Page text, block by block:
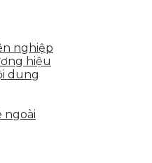
nghiệp
hiệu
dung
ngoài